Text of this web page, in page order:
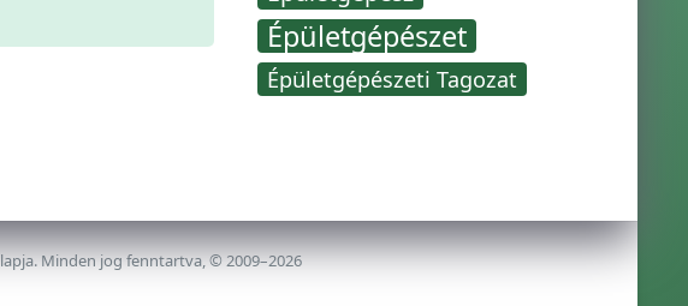
Épületgépészet
Épületgépészeti Tagozat
Minden jog fenntartva, © 2009–2026